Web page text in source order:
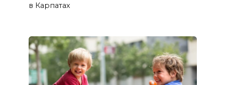
в Карпатах